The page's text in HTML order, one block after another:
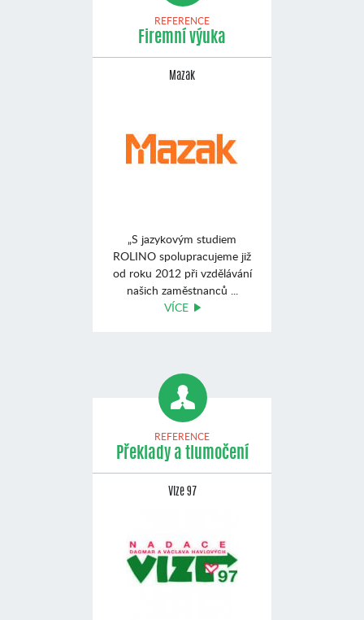
REFERENCE
Firemní výuka
Mazak
„S jazykovým studiem
ROLINO spolupracujeme již
od roku 2012 při vzdělávání
našich zaměstnanců ...
VÍCE
REFERENCE
Překlady a tlumočení
Vize 97